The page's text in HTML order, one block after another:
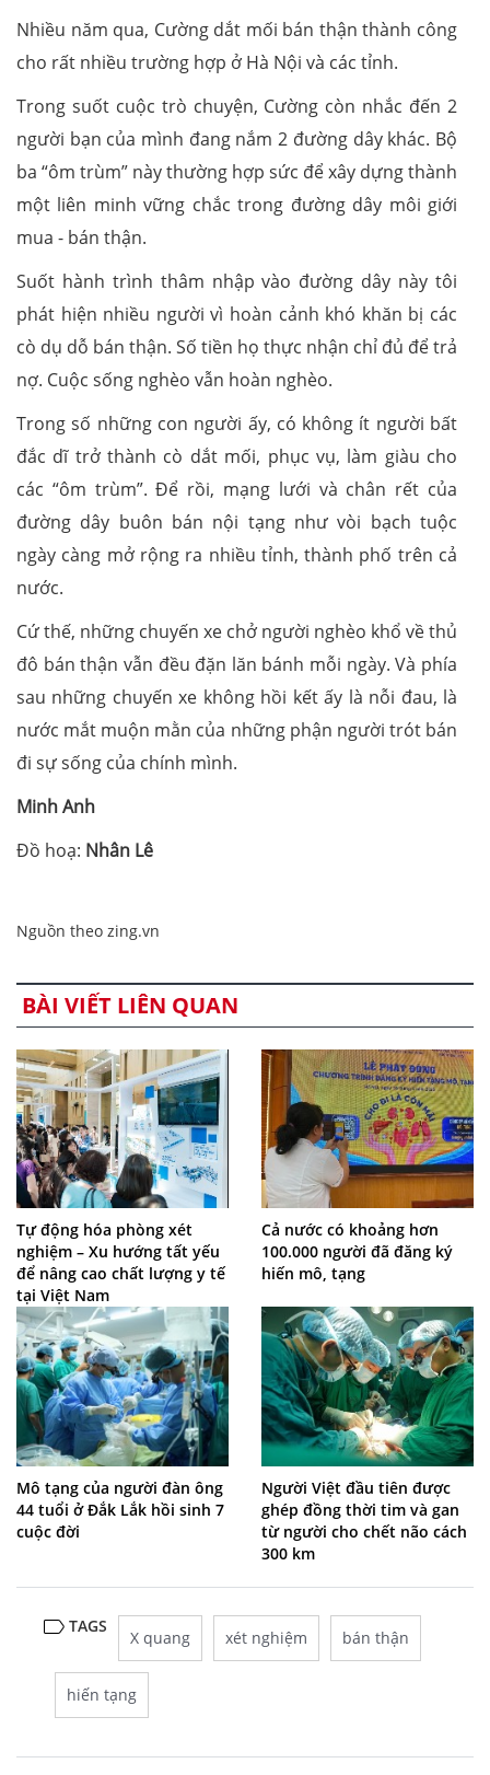
Nhiều năm qua, Cường dắt mối bán thận thành công
cho rất nhiều trường hợp ở Hà Nội và các tỉnh.
Trong suốt cuộc trò chuyện, Cường còn nhắc đến 2
người bạn của mình đang nắm 2 đường dây khác. Bộ
ba “ôm trùm” này thường hợp sức để xây dựng thành
một liên minh vững chắc trong đường dây môi giới
mua - bán thận.
Suốt hành trình thâm nhập vào đường dây này tôi
phát hiện nhiều người vì hoàn cảnh khó khăn bị các
cò dụ dỗ bán thận. Số tiền họ thực nhận chỉ đủ để trả
nợ. Cuộc sống nghèo vẫn hoàn nghèo.
Trong số những con người ấy, có không ít người bất
đắc dĩ trở thành cò dắt mối, phục vụ, làm giàu cho
các “ôm trùm”. Để rồi, mạng lưới và chân rết của
đường dây buôn bán nội tạng như vòi bạch tuộc
ngày càng mở rộng ra nhiều tỉnh, thành phố trên cả
nước.
Cứ thế, những chuyến xe chở người nghèo khổ về thủ
đô bán thận vẫn đều đặn lăn bánh mỗi ngày. Và phía
sau những chuyến xe không hồi kết ấy là nỗi đau, là
nước mắt muộn mằn của những phận người trót bán
đi sự sống của chính mình.
Minh Anh
Đồ hoạ: Nhân Lê
Nguồn theo zing.vn
BÀI VIẾT LIÊN QUAN
Tự động hóa phòng xét
nghiệm – Xu hướng tất yếu
để nâng cao chất lượng y tế
tại Việt Nam
Cả nước có khoảng hơn
100.000 người đã đăng ký
hiến mô, tạng
Mô tạng của người đàn ông
44 tuổi ở Đắk Lắk hồi sinh 7
cuộc đời
Người Việt đầu tiên được
ghép đồng thời tim và gan
từ người cho chết não cách
300 km
TAGS
X quang xét nghiệm bán thận
hiến tạng